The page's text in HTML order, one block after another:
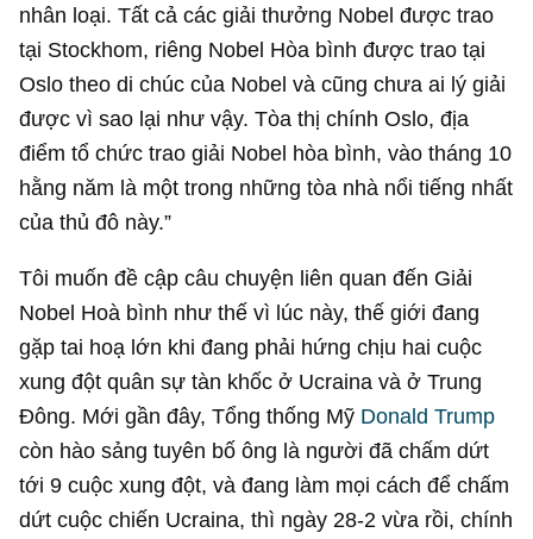
nhân loại. Tất cả các giải thưởng Nobel được trao
tại Stockhom, riêng Nobel Hòa bình được trao tại
Oslo theo di chúc của Nobel và cũng chưa ai lý giải
được vì sao lại như vậy. Tòa thị chính Oslo, địa
điểm tổ chức trao giải Nobel hòa bình, vào tháng 10
hằng năm là một trong những tòa nhà nổi tiếng nhất
của thủ đô này.”
Tôi muốn đề cập câu chuyện liên quan đến Giải
Nobel Hoà bình như thế vì lúc này, thế giới đang
gặp tai hoạ lớn khi đang phải hứng chịu hai cuộc
xung đột quân sự tàn khốc ở Ucraina và ở Trung
Đông. Mới gần đây, Tổng thống Mỹ Donald Trump
còn hào sảng tuyên bố ông là người đã chấm dứt
tới 9 cuộc xung đột, và đang làm mọi cách để chấm
dứt cuộc chiến Ucraina, thì ngày 28-2 vừa rồi, chính